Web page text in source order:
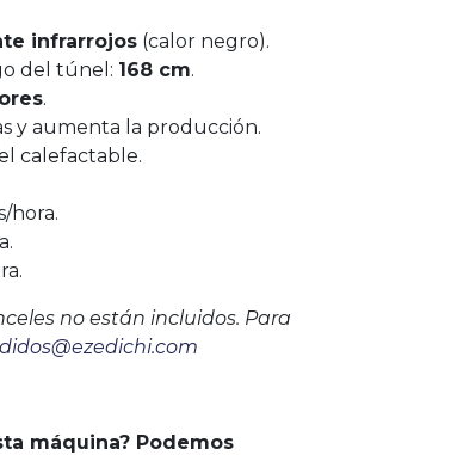
infrarrojos (calor negro).
del túnel: 168 cm.
.
y aumenta la producción.
calefactable.
hora.
no están incluidos. Para
máquina? Podemos